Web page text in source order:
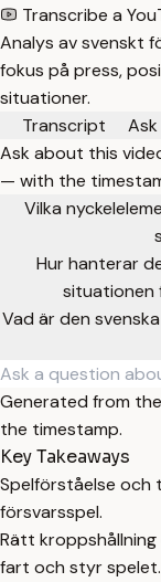
Transcribe a
Analys av svenskt
fokus på press,
situationer.
Transcript
Ask
Ask about this
— with the
Vilka
Hur hanterar
situationen
Vad är den
Generated from
the timestamp.
Key Takeaways
Spelförståelse och
försvarsspel.
Rätt
fart och styr spelet.